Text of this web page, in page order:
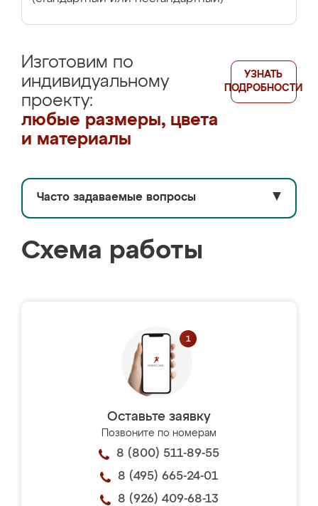
Изготовим по
индивидуальному
проекту:
любые размеры, цвета
и материалы
УЗНАТЬ
ПОДРОБНОСТИ
Часто задаваемые вопросы ▼
Схема работы
Оставьте заявку
Позвоните по номерам
8 (800) 511-89-55
8 (495) 665-24-01
8 (926) 409-68-13